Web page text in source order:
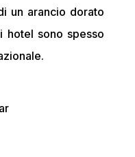
un arancio dorato
hotel sono spesso